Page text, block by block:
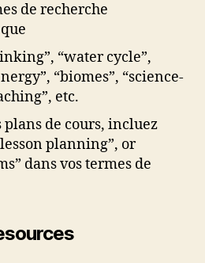
de recherche
“water cycle”,
“biomes”, “science-
etc.
plans de cours, incluez
planning”, or
dans vos termes de